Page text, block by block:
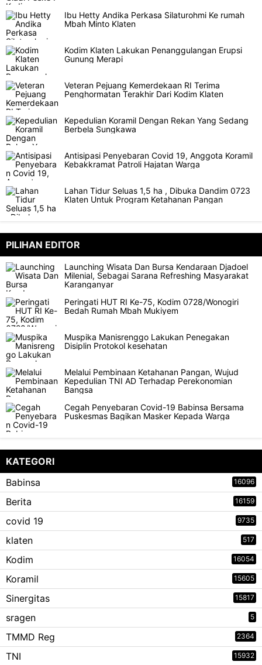
Ibu Hetty Andika Perkasa Silaturohmi Ke rumah
Mbah Minto Klaten
Kodim Klaten Lakukan Penanggulangan Erupsi
Gunung Merapi
Veteran Pejuang Kemerdekaan RI Terima
Penghormatan Terakhir Dari Kodim Klaten
Kepedulian Koramil Dengan Rekan Yang Sedang
Berbela Sungkawa
Antisipasi Penyebaran Covid 19, Anggota Koramil
Kebakkramat Patroli Hajatan Warga
Lahan Tidur Seluas 1,5 ha , Dibuka Dandim 0723
Klaten Untuk Program Ketahanan Pangan
PILIHAN EDITOR
Launching Wisata Dan Bursa Kendaraan Djadoel
Milenial, Sebagai Sarana Refreshing Masyarakat
Karanganyar
Peringati HUT RI Ke-75, Kodim 0728/Wonogiri
Bedah Rumah Mbah Mukiyem
Muspika Manisrenggo Lakukan Penegakan
Disiplin Protokol kesehatan
Melalui Pembinaan Ketahanan Pangan, Wujud
Kepedulian TNI AD Terhadap Perekonomian
Bangsa
Cegah Penyebaran Covid-19 Babinsa Bersama
Puskesmas Bagikan Masker Kepada Warga
KATEGORI
Babinsa
16096
Berita 16159
covid 19 9735
klaten 517
Kodim 16054
Koramil 15605
Sinergitas 15817
sragen 5
TMMD Reg 2364
TNI 15932